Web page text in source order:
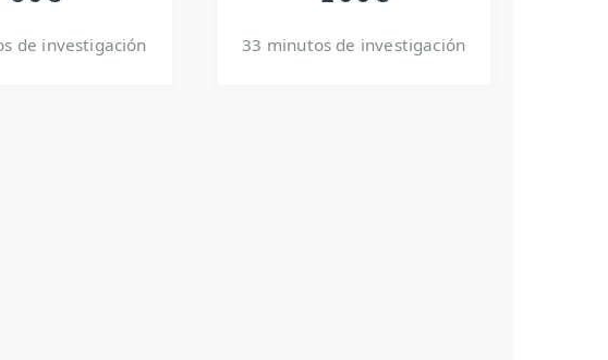
de investigación 33 minutos de investigación